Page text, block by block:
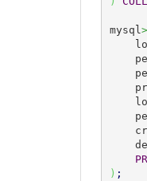
mysql>
) ;